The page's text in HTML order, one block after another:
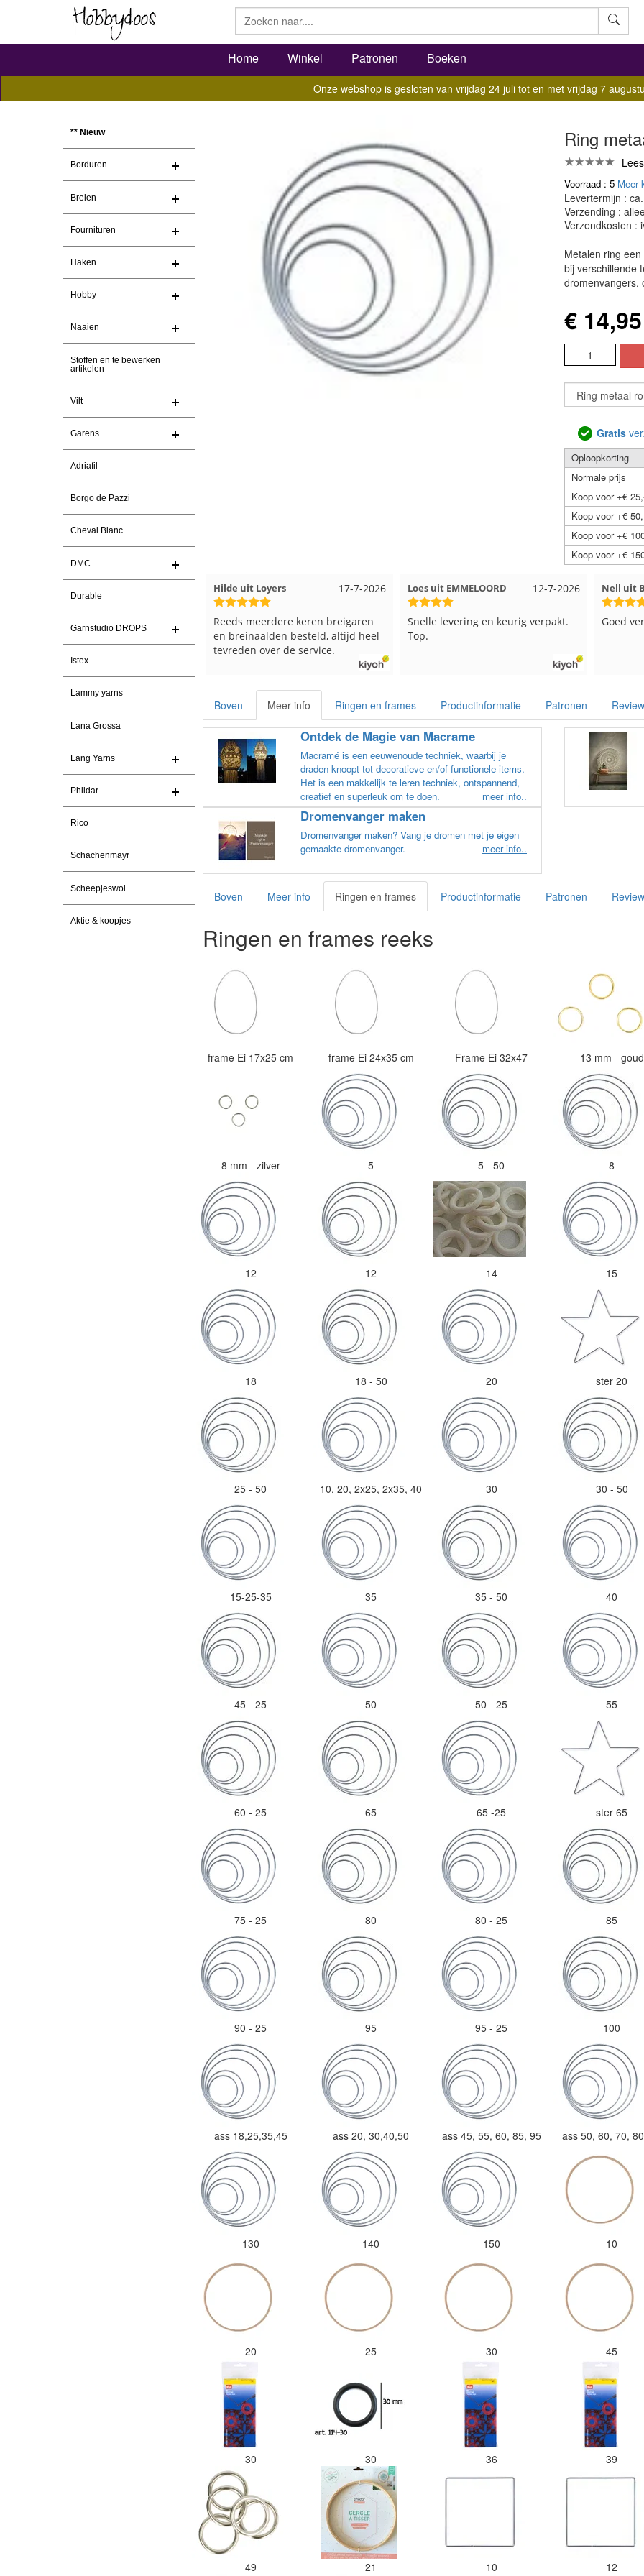
Home Winkel Patronen Boeken
Onze webshop is gesloten van vrijdag 24 juli tot en met vrijdag 7
** Nieuw
Borduren
Breien
Fournituren
Haken
Hobby
Naaien
Stoffen en te bewerken
artikelen
Vilt
Garens
Adriafil
Borgo de Pazzi
Cheval Blanc
DMC
Durable
Garnstudio DROPS
Istex
Lammy yarns
Lana Grossa
Lang Yarns
Phildar
Rico
Schachenmayr
Scheepjeswol
Aktie & koopjes
Ring
Voorraad : 5 Meer
Levertermijn :
Verzending :
Verzendkosten :
Metalen ring
bij verschillende
dromenvangers,
€ 14,95
Gratis
Oploopkorting
Normale prijs
Koop voor +€
Koop voor +€
Koop voor +€
Koop voor +€
er weer leuke pakket van
17-7-2026
Hilde uit Loyers
Reeds meerdere keren breigaren
en breinaalden besteld, altijd heel
tevreden over de service.
12-7-2026
Loes uit EMMELOORD
Snelle levering en keurig verpakt.
Top.
Nell uit Beuningen
Goed verpakt en
Boven Meer info Ringen en frames Productinformatie Patronen
Ontdek de Magie van Macrame
Macramé is een eeuwenoude techniek, waarbij je
draden knoopt tot decoratieve en/of functionele items.
Het is een makkelijk te leren techniek, ontspannend,
creatief en superleuk om te doen.
meer info..
Dromenvanger maken
Dromenvanger maken? Vang je dromen met je eigen
gemaakte dromenvanger.
meer info..
Boven Meer info Ringen en frames Productinformatie Patronen
Ringen en frames reeks
frame Ei 17x25 cm frame Ei 24x35 cm Frame Ei 32x47 13 mm - goud
8 mm - zilver 5 5 - 50 8
12 12 14 15
18 18 - 50 20 ster 20
25 - 50 10, 20, 2x25, 2x35, 40 30 30 - 50
15-25-35 35 35 - 50 40
45 - 25 50 50 - 25 55
60 - 25 65 65 -25 ster 65
75 - 25 80 80 - 25 85
90 - 25 95 95 - 25 100
ass 18,25,35,45 ass 20, 30,40,50 ass 45, 55, 60, 85, 95 ass 50, 60, 70,
130 140 150 10
20 25 30 45
30 30 36 39
49 21 10 12